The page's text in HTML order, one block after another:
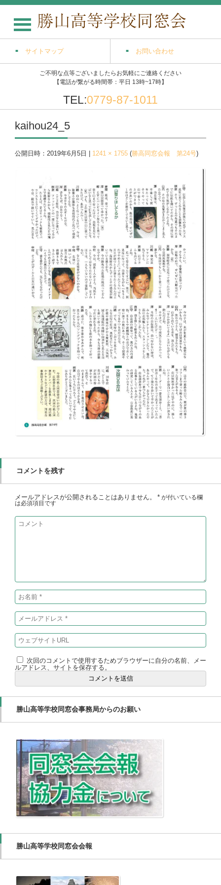
サイトマップ お問い合わせ
ご不明な点等ございましたらお気軽にご連絡ください
【電話が繋がる時間帯：平日 13時~17時】
TEL:0779-87-1011
kaihou24_5
公開日時： 2019年6月5日 1241 × 1755 (勝高同窓会報 第24号)
コメントを残す
メールアドレスが公開されることはありません。 * が付いている欄
は必須項目です
次回のコメントで使用するためブラウザーに自分の名前、メー
ルアドレス、サイトを保存する。
勝山高等学校同窓会事務局からのお願い
勝山高等学校同窓会会報